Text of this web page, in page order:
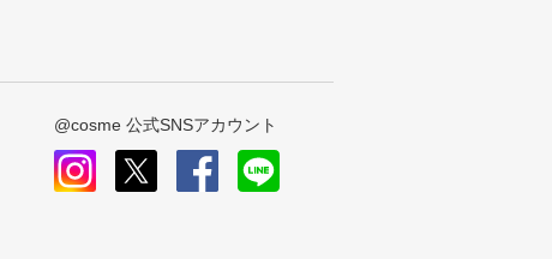
@cosme 公式SNSアカウント